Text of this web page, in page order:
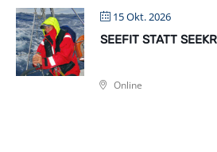
15 Okt. 2026
SEEFIT STATT
Online